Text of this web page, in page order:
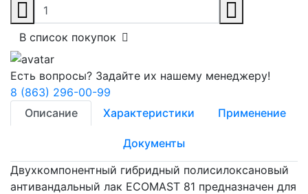
В список покупок
Есть вопросы? Задайте их нашему менеджеру!
8 (863) 296-00-99
Описание
Характеристики Применение
Документы
Двухкомпонентный гибридный полисилоксановый
антивандальный лак ECOMAST 81 предназначен для